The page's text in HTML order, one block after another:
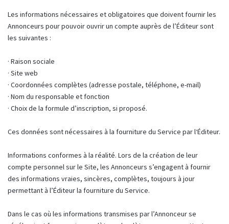
Les informations nécessaires et obligatoires que doivent fournir les
Annonceurs pour pouvoir ouvrir un compte auprès de l’Éditeur sont
les suivantes :
· Raison sociale
· Site web
· Coordonnées complètes (adresse postale, téléphone, e-mail)
· Nom du responsable et fonction
· Choix de la formule d’inscription, si proposé.
Ces données sont nécessaires à la fourniture du Service par l‘Éditeur.
Informations conformes à la réalité. Lors de la création de leur
compte personnel sur le Site, les Annonceurs s’engagent à fournir
des informations vraies, sincères, complètes, toujours à jour
permettant à l’Éditeur la fourniture du Service.
Dans le cas où les informations transmises par l’Annonceur se